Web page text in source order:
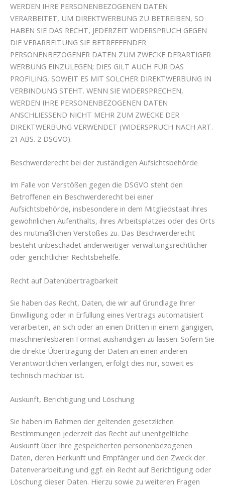
WERDEN IHRE PERSONENBEZOGENEN DATEN
VERARBEITET, UM DIREKTWERBUNG ZU BETREIBEN, SO
HABEN SIE DAS RECHT, JEDERZEIT WIDERSPRUCH GEGEN
DIE VERARBEITUNG SIE BETREFFENDER
PERSONENBEZOGENER DATEN ZUM ZWECKE DERARTIGER
WERBUNG EINZULEGEN; DIES GILT AUCH FÜR DAS
PROFILING, SOWEIT ES MIT SOLCHER DIREKTWERBUNG IN
VERBINDUNG STEHT. WENN SIE WIDERSPRECHEN,
WERDEN IHRE PERSONENBEZOGENEN DATEN
ANSCHLIESSEND NICHT MEHR ZUM ZWECKE DER
DIREKTWERBUNG VERWENDET (WIDERSPRUCH NACH ART.
21 ABS. 2 DSGVO).
Beschwerde­recht bei der zuständigen Aufsichts­behörde
Im Falle von Verstößen gegen die DSGVO steht den
Betroffenen ein Beschwerderecht bei einer
Aufsichtsbehörde, insbesondere in dem Mitgliedstaat ihres
gewöhnlichen Aufenthalts, ihres Arbeitsplatzes oder des Orts
des mutmaßlichen Verstoßes zu. Das Beschwerderecht
besteht unbeschadet anderweitiger verwaltungsrechtlicher
oder gerichtlicher Rechtsbehelfe.
Recht auf Daten­übertrag­barkeit
Sie haben das Recht, Daten, die wir auf Grundlage Ihrer
Einwilligung oder in Erfüllung eines Vertrags automatisiert
verarbeiten, an sich oder an einen Dritten in einem gängigen,
maschinenlesbaren Format aushändigen zu lassen. Sofern Sie
die direkte Übertragung der Daten an einen anderen
Verantwortlichen verlangen, erfolgt dies nur, soweit es
technisch machbar ist.
Auskunft, Berichtigung und Löschung
Sie haben im Rahmen der geltenden gesetzlichen
Bestimmungen jederzeit das Recht auf unentgeltliche
Auskunft über Ihre gespeicherten personenbezogenen
Daten, deren Herkunft und Empfänger und den Zweck der
Datenverarbeitung und ggf. ein Recht auf Berichtigung oder
Löschung dieser Daten. Hierzu sowie zu weiteren Fragen